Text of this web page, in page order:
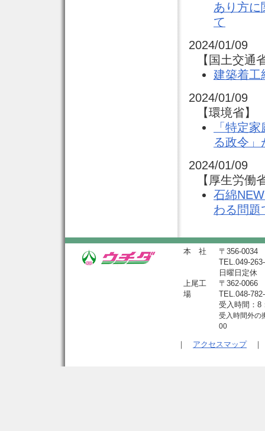
あり方に
て
2024/01/09
【国土交
建築着工
2024/01/09
【環境省
「特定
る政令」
2024/01/09
【厚生労
石綿
わる問題
本 社
〒356-0034
TEL.049-
日曜日定休
上尾工
場
〒362-0066
TEL.048-
受入時間：8
受入時間外の
00
｜ アクセスマップ